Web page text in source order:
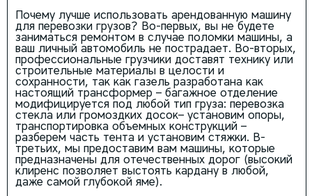
Почему лучше использовать арендованную машину
для перевозки грузов? Во-первых, вы не будете
заниматься ремонтом в случае поломки машины, а
ваш личный автомобиль не пострадает. Во-вторых,
профессиональные грузчики доставят технику или
строительные материалы в целости и
сохранности, так как газель разработана как
настоящий трансформер – багажное отделение
модифицируется под любой тип груза: перевозка
стекла или громоздких досок– установим опоры,
транспортировка объемных конструкций –
разберем часть тента и установим стяжки. В-
третьих, мы предоставим вам машины, которые
предназначены для отечественных дорог (высокий
клиренс позволяет выстоять кардану в любой,
даже самой глубокой яме).